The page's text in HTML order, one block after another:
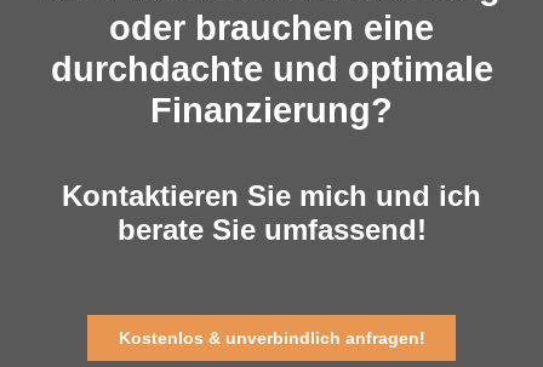
oder brauchen eine
durchdachte und optimale
Finanzierung?
Kontaktieren Sie mich und ich
berate Sie umfassend!
Kostenlos & unverbindlich anfragen!